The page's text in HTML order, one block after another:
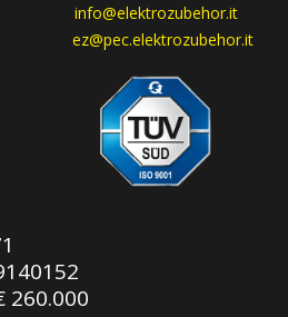
info@elektrozubehor.it
ez@pec.elektrozubehor.it
260.000